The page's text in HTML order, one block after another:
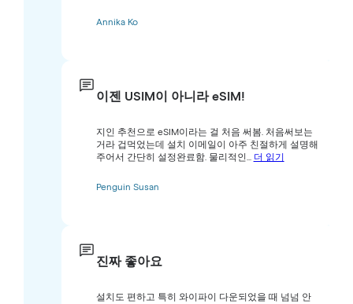
Annika Ko
이젠 USIM이 아니라 eSIM!
지인 추천으로 eSIM이라는 걸 처음 써봄. 처음써보는
거라 겁먹었는데 설치 이메일이 아주 친절하게 설명해
주어서 간단히 설정완료함. 물리적인... 더 읽기
Penguin Susan
진짜 좋아요
설치도 편하고 특히 와이파이 다운되었을 때 넘넘 안